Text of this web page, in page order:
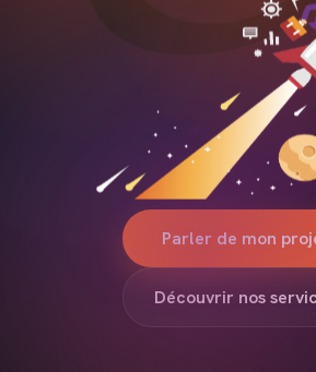
Parler de mon
Découvrir nos